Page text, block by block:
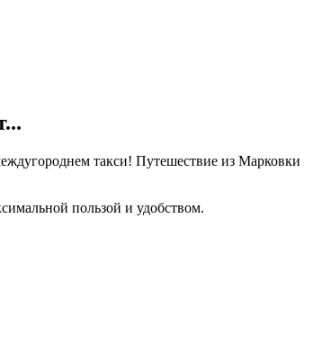
такси! Путешествие из Марковки
пользой и удобством.